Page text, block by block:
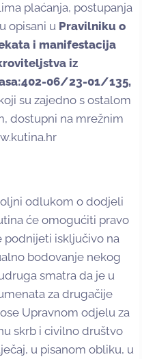
plaćanja, postupanja
opisani u Pravilniku o
i manifestacija
iz
06/23-01/135,
su zajedno s ostalom
dostupni na mrežnim
odlukom o dodjeli
će omogućiti pravo
podnijeti isključivo na
bodovanje nekog
smatra da je u
za drugačije
Upravnom odjelu za
skrb i civilno društvo
u pisanom obliku, u